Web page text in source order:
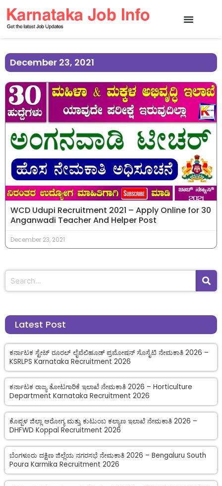
December 23, 2021
WCD Udupi Recruitment 2021 – Apply Online for 30
Anganwadi Teacher And Helper Post
December 23, 2021
Latest Post
ಕರ್ನಾಟಕ ಸ್ಟೇಟ್ ರೂರಲ್ ಲೈವೆಲಿಹೂಡ್ ಪ್ರಮೋಷನ್ ಸೊಸೈಟಿ ನೇಮಕಾತಿ 2026 –
KSRLPS Karnataka Recruitment 2026
ಕರ್ನಾಟಕ ರಾಜ್ಯ ತೋಟಗಾರಿಕೆ ಇಲಾಖೆ ನೇಮಕಾತಿ 2026 – Horticulture
Department Karnataka Recruitment 2026
ಕೊಪ್ಪಳ ಜಿಲ್ಲಾ ಆರೋಗ್ಯ ಮತ್ತು ಕುಟುಂಬ ಕಲ್ಯಾಣ ಇಲಾಖೆ ನೇಮಕಾತಿ 2026 –
DHFWD Koppal Recruitment 2026
ಬೆಂಗಳೂರು ದಕ್ಷಿಣ ಜಿಲ್ಲೆಯ ನಗರಸಭೆ ನೇಮಕಾತಿ 2026 – Bengaluru South
Poura Karmika Recruitment 2026